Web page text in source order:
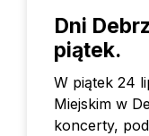
Dni
piątek.
W piątek 24
Miejskim w
koncerty,